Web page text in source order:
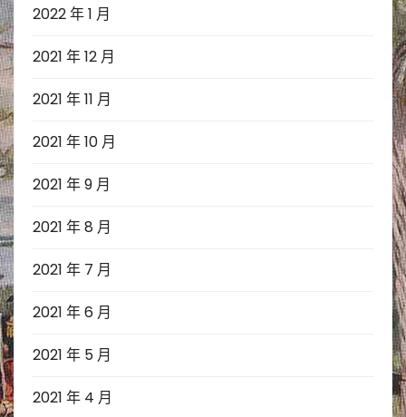
2022 年 1 月
2021 年 12 月
2021 年 11 月
2021 年 10 月
2021 年 9 月
2021 年 8 月
2021 年 7 月
2021 年 6 月
2021 年 5 月
2021 年 4 月